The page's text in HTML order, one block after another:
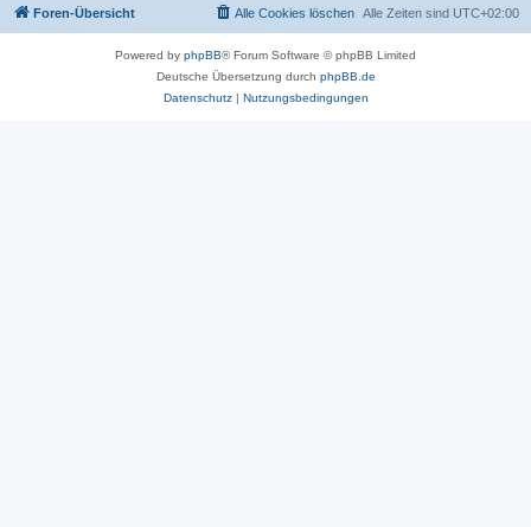
Foren-Übersicht Alle Zeiten sind UTC+02:00
Alle Cookies löschen
Powered by phpBB® Forum Software © phpBB Limited
Deutsche Übersetzung durch phpBB.de
Datenschutz| Nutzungsbedingungen